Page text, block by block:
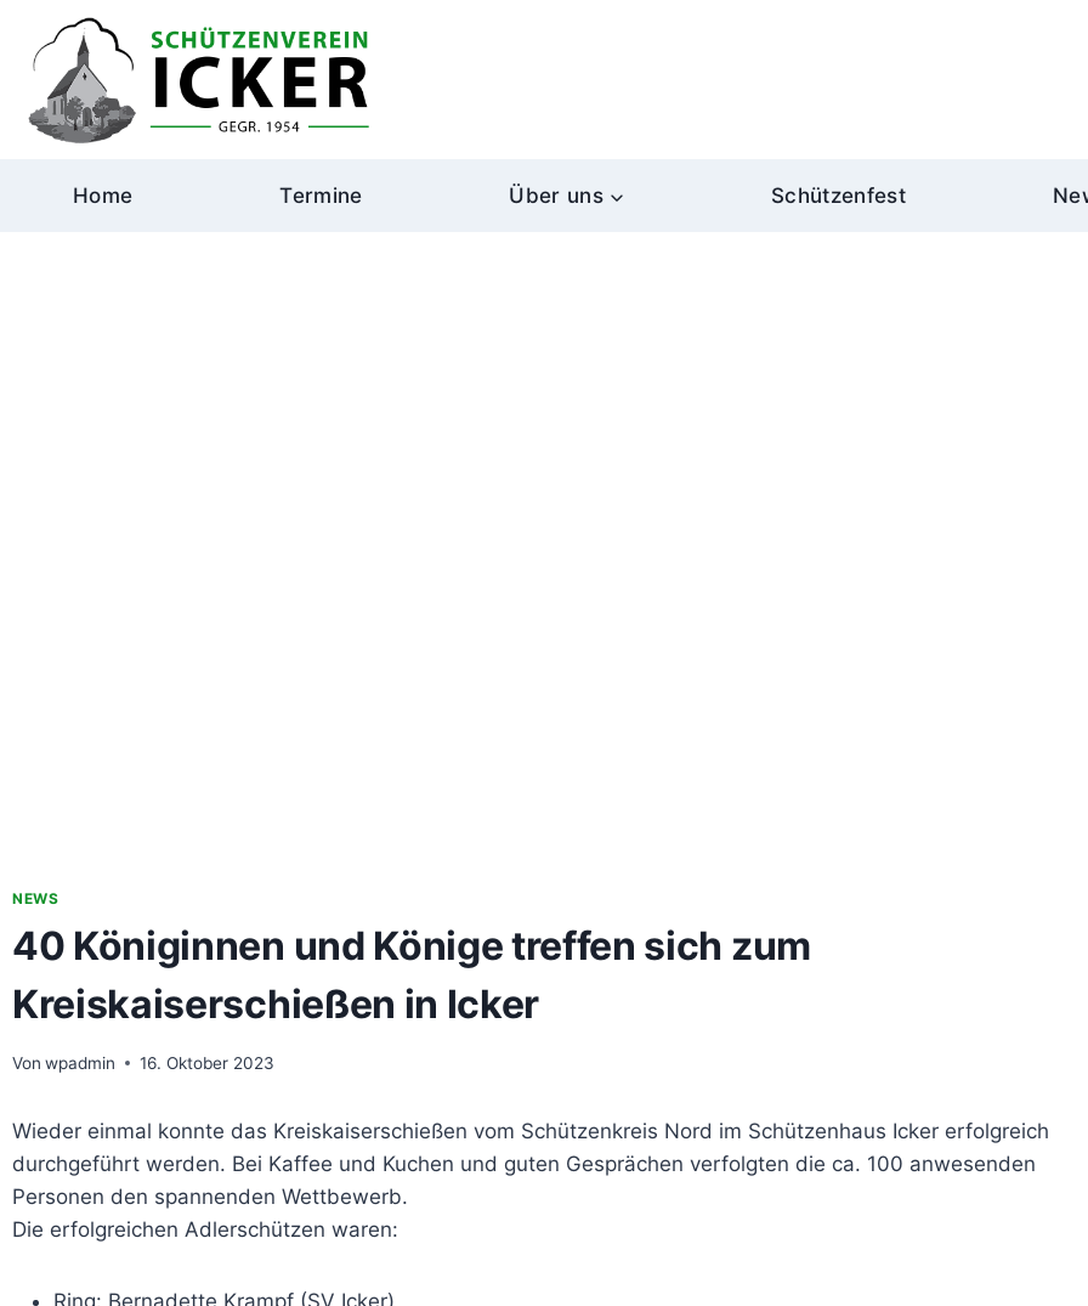
Inhalt
springen
Home Termine Über uns Schützenfest
NEWS
40 Königinnen und Könige treffen sich zum
Kreiskaiserschießen in Icker
Von wpadmin 16. Oktober 2023
Wieder einmal konnte das Kreiskaiserschießen vom Schützenkreis Nord im Schützenhaus Icker erfolgreich
durchgeführt werden. Bei Kaffee und Kuchen und guten Gesprächen verfolgten die ca. 100 anwesenden
Personen den spannenden Wettbewerb.
Die erfolgreichen Adlerschützen waren:
Ring: Bernadette Krampf (SV Icker)